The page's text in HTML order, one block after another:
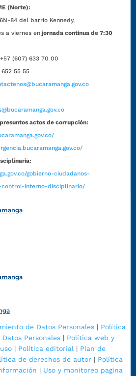
(Norte):
84 del barrio Kennedy.
a viernes en jornada continua de 7:30
+57 (607) 633 70 00
55 55
actos de corrupción:
gobierno-ciudadanos-
interno-disciplinario/
de Datos Personales| Política
Personales | Política web y
| Política editorial | Plan de
de derechos de autor| Política
| Uso y monitoreo pagina